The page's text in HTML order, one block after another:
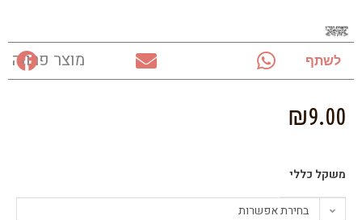
מוצר פרווה לשתף
₪9.00
משקל כללי
בחירת אפשרות